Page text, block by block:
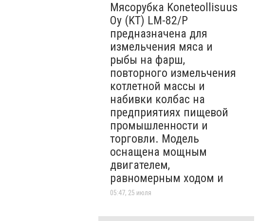
Мясорубка Koneteollisuus
Oy (KT)​ LM-82/P
предназначена для
измельчения мяса и
рыбы на фарш,
повторного измельчения
котлетной массы и
набивки колбас на
предприятиях пищевой
промышленности и
торговли. Модель
оснащена мощным
двигателем,
равномерным ходом и
05:47, 25 июля